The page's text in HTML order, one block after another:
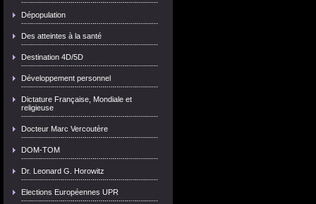
Dépopulation
Des atteintes à la santé
Destination 4D/5D
Développement personnel
Dictature Française, Mondiale et
religieuse
Docteur Marc Vercoutère
DOM-TOM
Dr. Leonard G. Horowitz
Elections Européennes UPR